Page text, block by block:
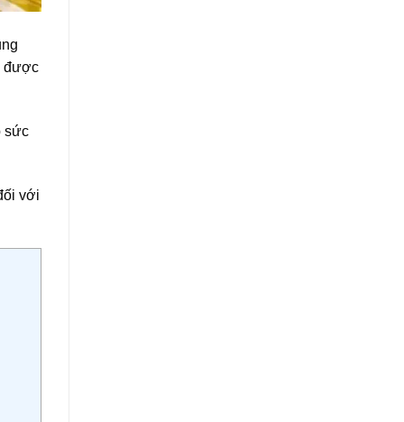
được
sức
với